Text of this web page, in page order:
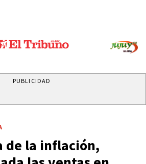
PUBLICIDAD
de la inflación,